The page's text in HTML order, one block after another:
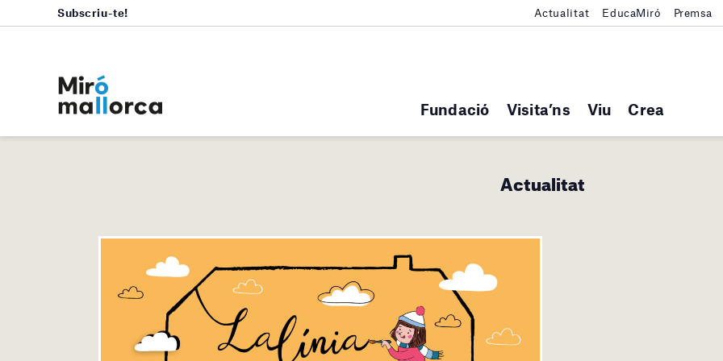
Fundació Visita’ns Viu Crea
Subscriu-te! Actualitat EducaMiró Premsa
Actualitat